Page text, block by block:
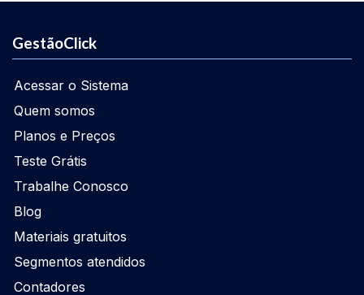
GestãoClick
Acessar o Sistema
Quem somos
Planos e Preços
Teste Grátis
Trabalhe Conosco
Blog
Materiais gratuitos
Segmentos atendidos
Contadores